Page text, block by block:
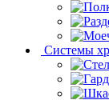
Системы